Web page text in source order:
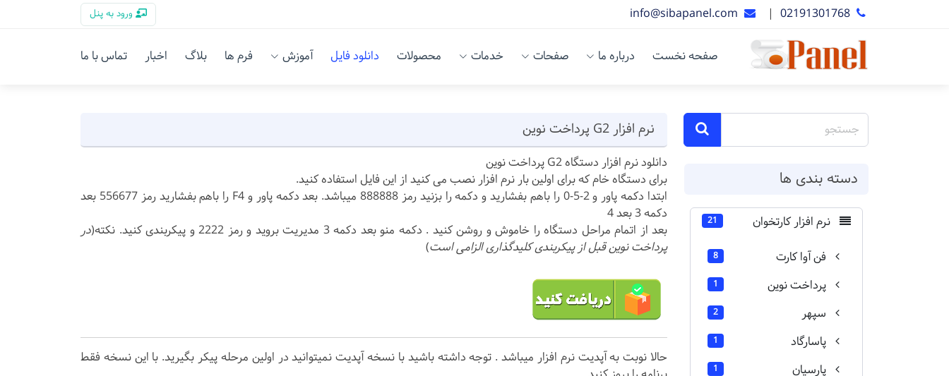
02191301768
|
info@sibapanel.com ورود به پنل
صفحه نخست درباره ما صفحات خدمات محصولات دانلود فایل آموزش فرم ها بلاگ اخبار تماس با ما
دسته بندی ها
نرم افزار کارتخوان 21
فن آوا کارت 8
پرداخت نوین 1
سپهر 2
پاسارگاد 1
پارسیان 1
نرم افزار G2 پرداخت نوین
دانلود نرم افزار دستگاه G2 پرداخت نوین
برای دستگاه خام که برای اولین بار نرم افزار نصب می کنید از این فایل استفاده کنید.
ابتدا دکمه پاور و 2-5-0 را باهم بفشارید و دکمه را بزنید رمز 888888 میباشد. بعد دکمه پاور و F4 را باهم بفشارید رمز 556677 بعد
دکمه 3 بعد 4
بعد از اتمام مراحل دستگاه را خاموش و روشن کنید . دکمه منو بعد دکمه 3 مدیریت بروید و رمز 2222 و پیکربندی کنید. نکته(
در
پرداخت نوین قبل از پیکربندی کلیدگذاری الزامی است)
حالا نوبت به آپدیت نرم افزار میباشد . توجه داشته باشید با نسخه آپدیت نمیتوانید در اولین مرحله پیکر بگیرید. با این نسخه فقط